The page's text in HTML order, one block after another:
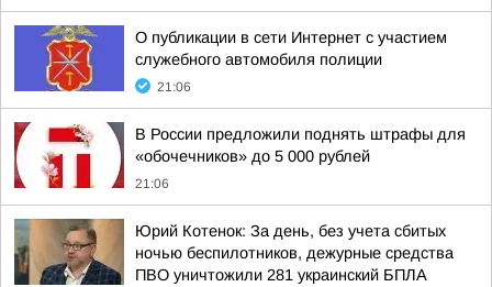
О публикации в сети Интернет с участием
служебного автомобиля полиции
21:06
В России предложили поднять штрафы для
«обочечников» до 5 000 рублей
21:06
Юрий Котенок: За день, без учета сбитых
ночью беспилотников, дежурные средства
ПВО уничтожили 281 украинский БПЛА